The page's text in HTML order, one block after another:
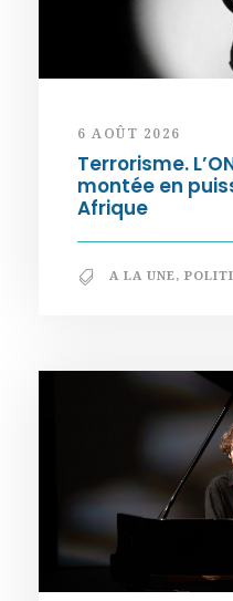
6 AOÛT 2026
Terrorisme.
montée en
Afrique
A LA UNE,